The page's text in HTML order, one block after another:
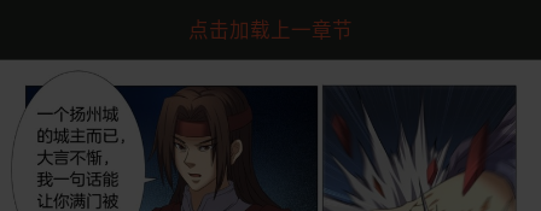
点击加载上一章节